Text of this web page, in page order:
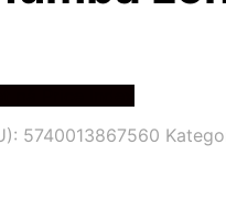
5740013867560